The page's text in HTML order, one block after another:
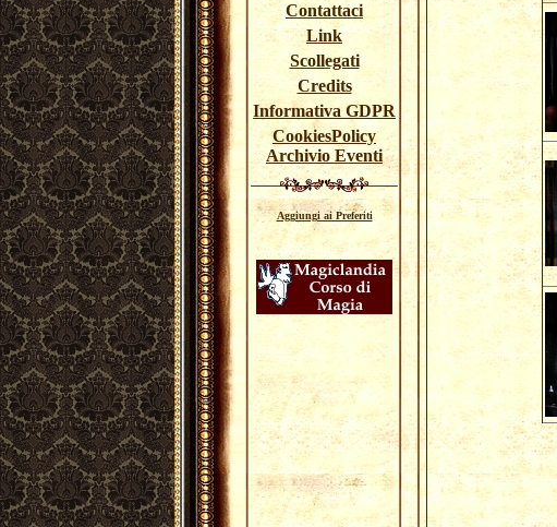
Contattaci
Link
Scollegati
Credits
Informativa GDPR
CookiesPolicy
Archivio Eventi
Aggiungi ai Preferiti